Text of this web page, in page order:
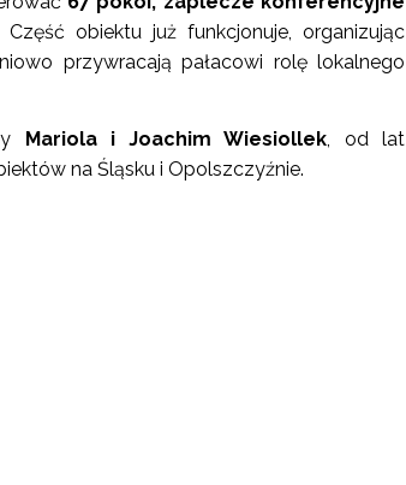
Część obiektu już funkcjonuje, organizując
przywracają pałacowi rolę lokalnego
Mariola i Joachim Wiesiollek, od lat
na Śląsku i Opolszczyźnie.